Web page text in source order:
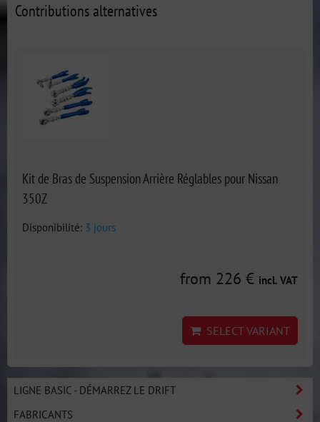
Contributions alternatives
Kit de Bras de Suspension Arrière Réglables pour Nissan
350Z
Disponibilité: 3 jours
from 226 € incl. VAT
SELECT VARIANT
LIGNE BASIC - DÉMARREZ LE DRIFT
FABRICANTS